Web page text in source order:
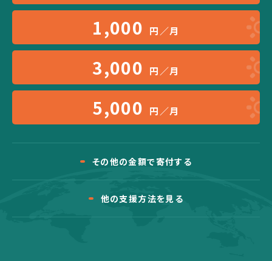
1,000 円／月
3,000 円／月
5,000 円／月
その他の金額で寄付する
他の支援方法を見る